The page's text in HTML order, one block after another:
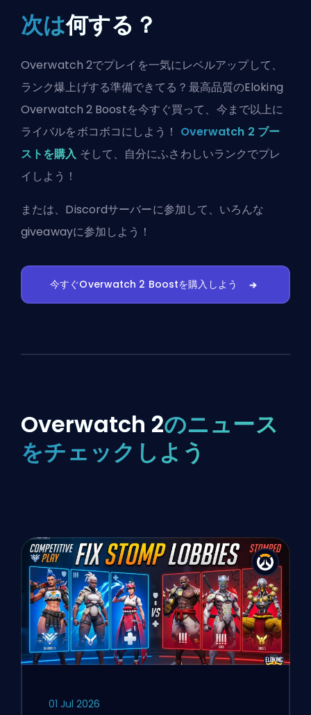
次は何する？
Overwatch 2でプレイを一気にレベルアップして、
ランク爆上げする準備できてる？最高品質のEloking
Overwatch 2 Boostを今すぐ買って、今まで以上に
ライバルをボコボコにしよう！ Overwatch 2 ブー
ストを購入そして、自分にふさわしいランクでプレ
イしよう！
または、 Discordサーバーに参加して、いろんな
giveawayに参加しよう！
今すぐOverwatch 2 Boostを購入しよう
Overwatch 2のニュース
をチェックしよう
01 Jul 2026